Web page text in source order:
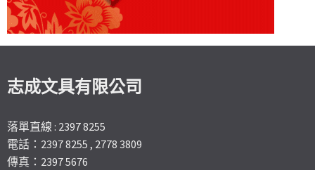
志成文具有限公司
落單直線 : 2397 8255
電話：2397 8255 , 2778 3809
傳真：2397 5676